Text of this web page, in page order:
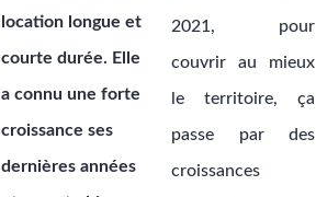
location longue et
courte durée. Elle
a connu une forte
croissance ses
dernières années
2021, pour
couvrir au mieux
le territoire, ça
passe par des
croissances